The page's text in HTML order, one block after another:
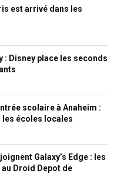
est arrivé dans les
: Disney place les seconds
scolaire à Anaheim :
écoles locales
Galaxy’s Edge : les
Droid Depot de